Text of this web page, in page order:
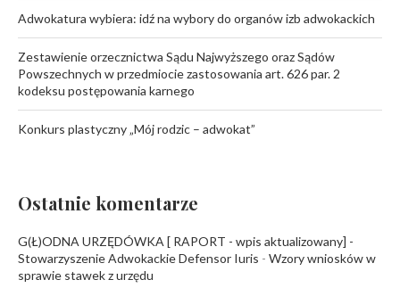
Adwokatura wybiera: idź na wybory do organów izb adwokackich
Zestawienie orzecznictwa Sądu Najwyższego oraz Sądów
Powszechnych w przedmiocie zastosowania art. 626 par. 2
kodeksu postępowania karnego
Konkurs plastyczny „Mój rodzic – adwokat”
Ostatnie komentarze
G(Ł)ODNA URZĘDÓWKA [ RAPORT - wpis aktualizowany] -
Stowarzyszenie Adwokackie Defensor Iuris - Wzory wniosków w
sprawie stawek z urzędu